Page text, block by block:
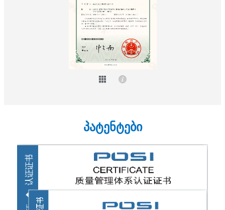
პატენტები